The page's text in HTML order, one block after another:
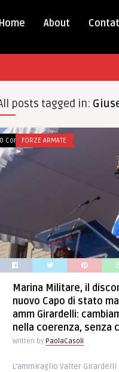
Home About
posts tagged in:
0 CommentsFORZE ARMATE
Marina Militare, il
nuovo Capo di stato
amm Girardelli:
nella coerenza, senza
Written by PaolaCasoli
L’ammiraglio Valter Girardelli